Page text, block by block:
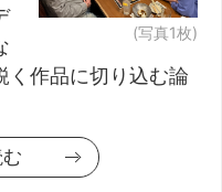
(写真1枚)
く作品に切り込む論